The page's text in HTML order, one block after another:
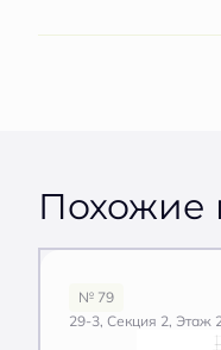
Похожие
№ 79
29-3, Секция 2, Этаж